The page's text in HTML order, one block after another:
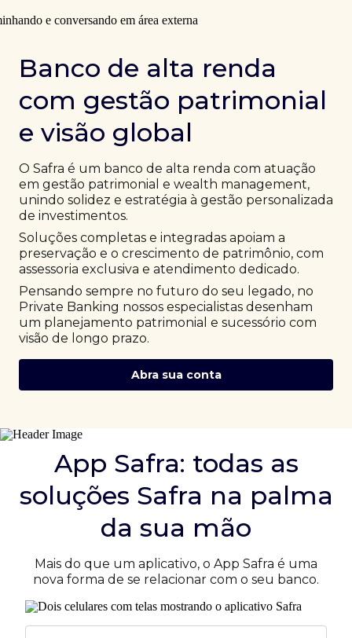
Banco de alta renda
com gestão patrimonial
e visão global
O Safra é um banco de alta renda com atuação
em gestão patrimonial e wealth management,
unindo solidez e estratégia à gestão personalizada
de investimentos.
Soluções completas e integradas apoiam a
preservação e o crescimento de patrimônio, com
assessoria exclusiva e atendimento dedicado.
Pensando sempre no futuro do seu legado, no
Private Banking nossos especialistas desenham
um planejamento patrimonial e sucessório com
visão de longo prazo.
Abra sua conta
App Safra: todas as
soluções Safra na palma
da sua mão
Mais do que um aplicativo, o App Safra é uma
nova forma de se relacionar com o seu banco.